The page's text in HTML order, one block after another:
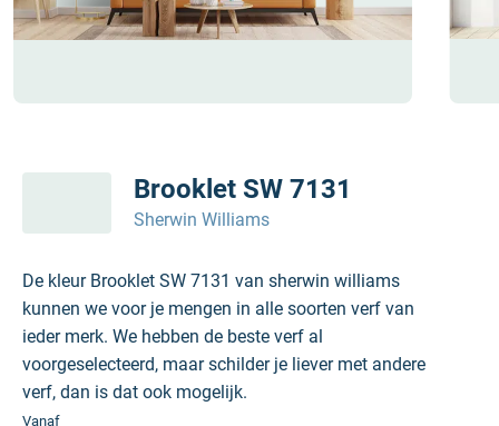
Brooklet SW 7131
Sherwin Williams
De kleur Brooklet SW 7131 van sherwin williams
kunnen we voor je mengen in alle soorten verf van
ieder merk. We hebben de beste verf al
voorgeselecteerd, maar schilder je liever met andere
verf, dan is dat ook mogelijk.
Vanaf